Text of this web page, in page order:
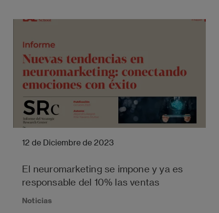
12 de Diciembre de 2023
El neuromarketing se impone y ya es
responsable del 10% las ventas
Noticias